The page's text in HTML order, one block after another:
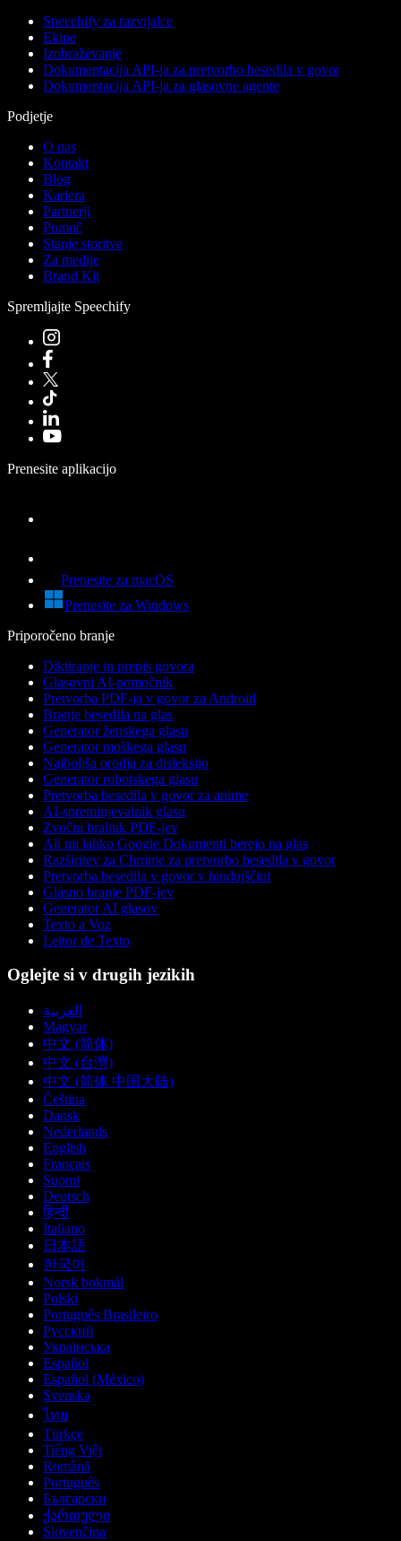
Speechify za razvijalce
Ekipe
Izobraževanje
Dokumentacija API-ja za pretvorbo besedila v govor
Dokumentacija API-ja za glasovne agente
Podjetje
O nas
Kontakt
Blog
Kariera
Partnerji
Pomoč
Stanje storitve
Za medije
Brand Kit
Spremljajte Speechify
Prenesite aplikacijo
Prenesite za macOS
Prenesite za Windows
Priporočeno branje
Diktiranje in prepis govora
Glasovni AI-pomočnik
Pretvorba PDF-ja v govor za Android
Branje besedila na glas
Generator ženskega glasu
Generator moškega glasu
Najboljša orodja za disleksijo
Generator robotskega glasu
Pretvorba besedila v govor za anime
AI-spreminjevalnik glasu
Zvočni bralnik PDF-jev
Ali mi lahko Google Dokumenti berejo na glas
Razširitev za Chrome za pretvorbo besedila v govor
Pretvorba besedila v govor v hindujščini
Glasno branje PDF-jev
Generator AI glasov
Texto a Voz
Leitor de Texto
Oglejte si v drugih jezikih
العربية
Magyar
中文 (简体)
中文 (台灣)
中文 (简体 中国大陆)
Čeština
Dansk
Nederlands
English
Français
Suomi
Deutsch
हिन्दी
Italiano
日本語
한국어
Norsk bokmål
Polski
Português Brasileiro
Русский
Українська
Español
Español (México)
Svenska
ไทย
Türkçe
Tiếng Việt
Română
Português
Български
ქართული
Slovenčina